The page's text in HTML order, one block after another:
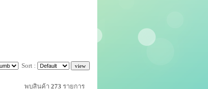
Sort :
พบสินค้า 273 รายการ